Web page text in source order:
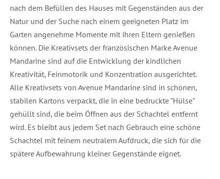
nach dem Befüllen des Hauses mit Gegenständen aus der
Natur und der Suche nach einem geeigneten Platz im
Garten angenehme Momente mit ihren Eltern genießen
können. Die Kreativsets der französischen Marke Avenue
Mandarine sind auf die Entwicklung der kindlichen
Kreativität, Feinmotorik und Konzentration ausgerichtet.
Alle Kreativsets von Avenue Mandarine sind in schönen,
stabilen Kartons verpackt, die in eine bedruckte "Hülse"
gehüllt sind, die beim Öffnen aus der Schachtel entfernt
wird. Es bleibt aus jedem Set nach Gebrauch eine schöne
Schachtel mit feinem neutralem Aufdruck, die sich für die
spätere Aufbewahrung kleiner Gegenstände eignet.